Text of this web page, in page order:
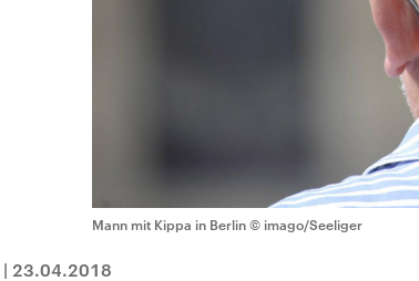
Mann mit Kippa in Berlin © imago/Seeliger
| 23.04.2018